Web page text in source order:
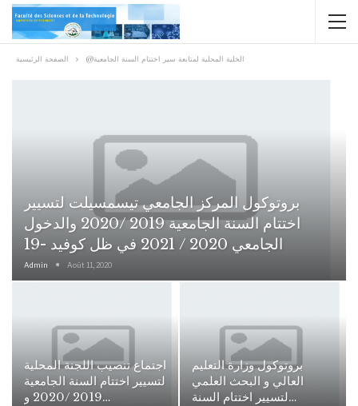
الصفحة الرئيسية @الخلية المحلية لمتابعة سير اختتام السنة الجامعية
بروتوكول المركز الجامعي تيسمسيلت لتسيير
اختتام السنة الجامعية 2019 /2020 والدخول
الجامعي 2020 / 2021 في ظل كوفيد -19
Admin Août 11, 2020
اجتماع تنصيب اللجنة المحلية
لتسيير اختتام السنة الجامعية
2019 /2020 و…
بروتوكول وزارة التعليم
العالي و البحث العلمي
لتسيير اختتام السنة…